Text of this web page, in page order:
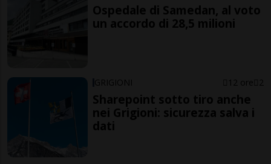
Ospedale di Samedan, al voto
un accordo di 28,5 milioni
GRIGIONI 12 ore 2
Sharepoint sotto tiro anche
nei Grigioni: sicurezza salva i
dati